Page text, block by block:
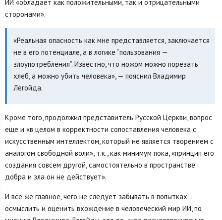
ИИ «обладает как положительными, так и отрицательными
сторонами».
«Реальная опасность как мне представляется, заключается
не в его потенциале, а в логике “пользования —
злоупотребления”. Известно, что ножом можно порезать
хлеб, а можно убить человека», — пояснил Владимир
Легойда.
Кроме того, продолжил представитель Русской Церкви, вопрос
еще и «в целом в корректности сопоставления человека с
искусственным интеллектом, который не является творением с
аналогом свободной воли», т.к., как минимум пока, «принцип его
создания совсем другой, самостоятельно в пространстве
добра и зла он не действует».
И все же главное, чего не следует забывать в попытках
осмыслить и оценить вхождение в человеческий мир ИИ, по